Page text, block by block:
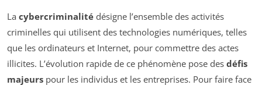
La cybercriminalité désigne l’ensemble des activités
criminelles qui utilisent des technologies numériques, telles
que les ordinateurs et Internet, pour commettre des actes
illicites. L’évolution rapide de ce phénomène pose des défis
majeurs pour les individus et les entreprises. Pour faire face